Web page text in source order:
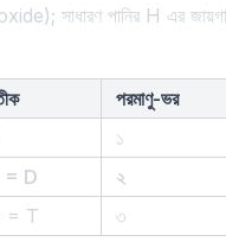
সাধারণ পানির H এর
পরমাণু-ভর
১
= D ২
= T ৩